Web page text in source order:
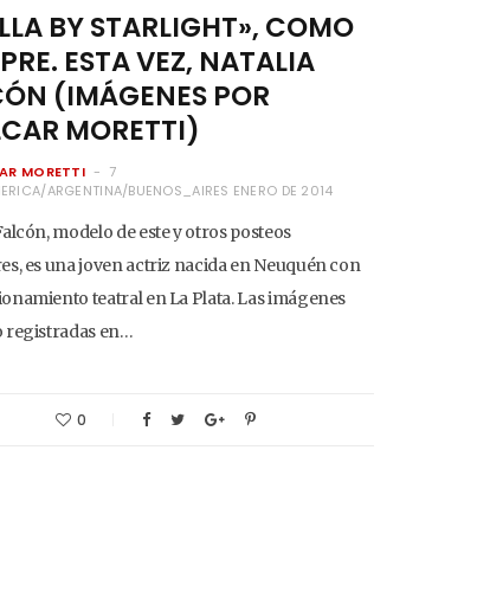
BY STARLIGHT», COMO
ESTA VEZ, NATALIA
(IMÁGENES POR
MORETTI)
MORETTI
7
ARGENTINA/BUENOS_AIRES ENERO DE 2014
modelo de este y otros posteos
es una joven actriz nacida en Neuquén con
teatral en La Plata. Las imágenes
registradas en…
0